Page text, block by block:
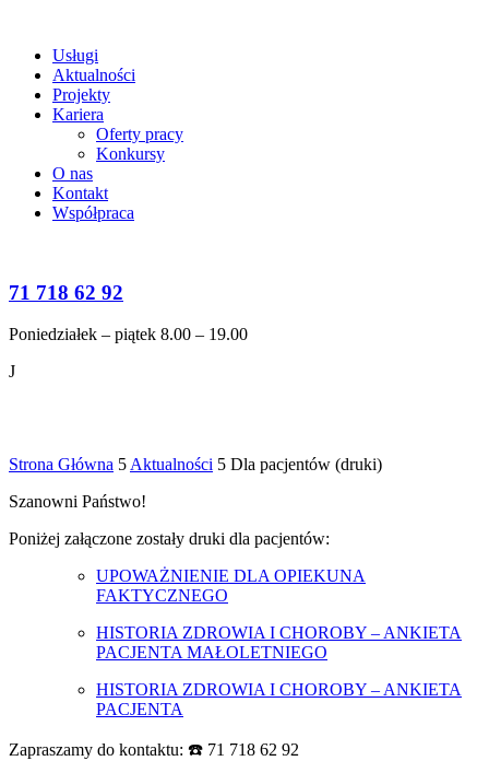
Usługi
Aktualności
Projekty
Kariera
Oferty pracy
Konkursy
O nas
Kontakt
Współpraca
71 718 62 92
Poniedziałek – piątek 8.00 – 19.00
J
Strona Główna 5 Aktualności 5 Dla pacjentów (druki)
Szanowni Państwo!
Poniżej załączone zostały druki dla pacjentów:
UPOWAŻNIENIE DLA OPIEKUNA
FAKTYCZNEGO
HISTORIA ZDROWIA I CHOROBY – ANKIETA
PACJENTA MAŁOLETNIEGO
HISTORIA ZDROWIA I CHOROBY – ANKIETA
PACJENTA
Zapraszamy do kontaktu: ☎️ 71 718 62 92